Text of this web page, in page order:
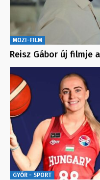
MOZI-FILM
Reisz Gábor új filmje
GYŐR - SPORT